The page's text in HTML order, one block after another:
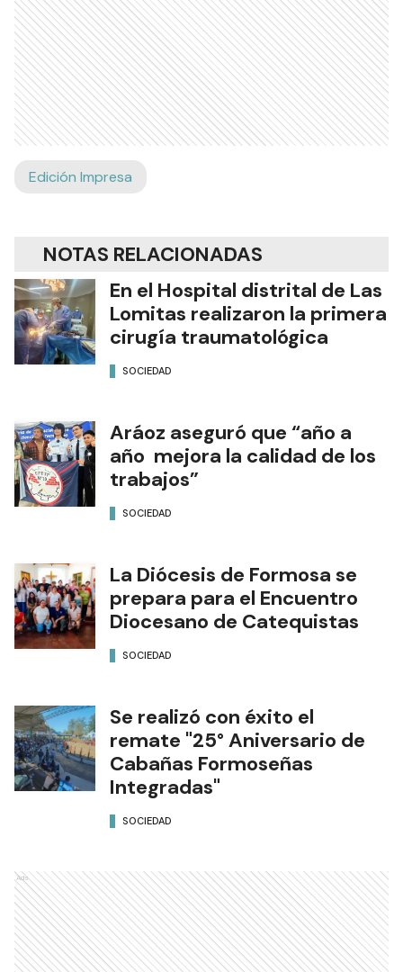
Edición Impresa
NOTAS RELACIONADAS
En el Hospital distrital de Las
Lomitas realizaron la primera
cirugía traumatológica
SOCIEDAD
Aráoz aseguró que “año a
año mejora la calidad de los
trabajos”
SOCIEDAD
La Diócesis de Formosa se
prepara para el Encuentro
Diocesano de Catequistas
SOCIEDAD
Se realizó con éxito el
remate "25° Aniversario de
Cabañas Formoseñas
Integradas"
SOCIEDAD
Ads